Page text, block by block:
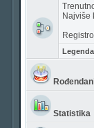
Najviše
Statistika